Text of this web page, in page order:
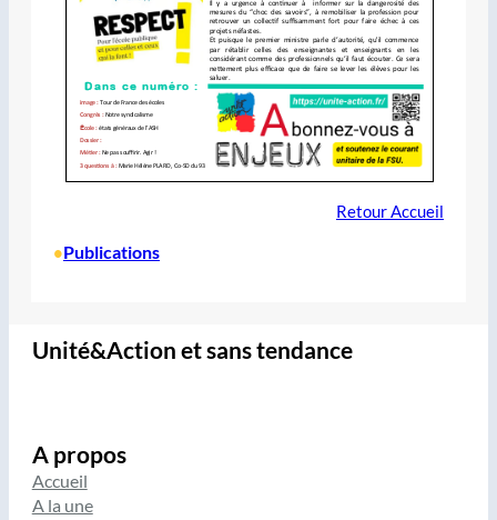
Retour Accueil
•Publications
Unité&Action et sans tendance
A propos
Accueil
A la une